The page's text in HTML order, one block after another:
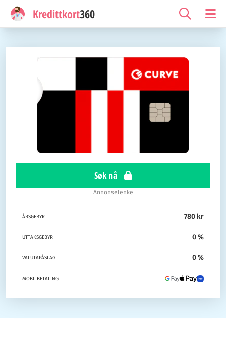
Kredittkort360
Søk nå
Annonselenke
ÅRSGEBYR 780 kr
UTTAKSGEBYR 0 %
VALUTAPÅSLAG 0 %
MOBILBETALING